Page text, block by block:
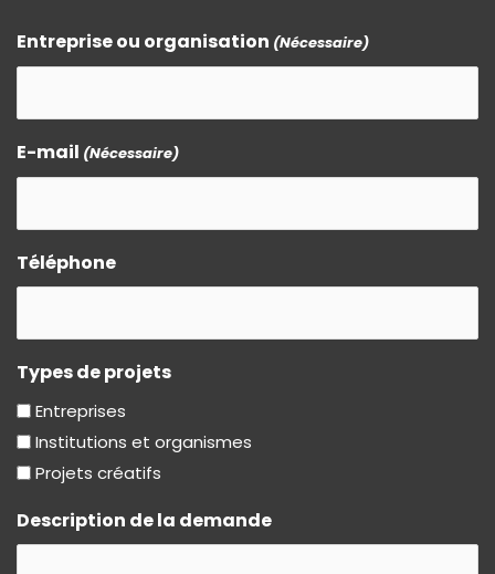
Entreprise ou organisation (Nécessaire)
E-mail (Nécessaire)
Téléphone
Types de projets
Entreprises
Institutions et organismes
Projets créatifs
Description de la demande